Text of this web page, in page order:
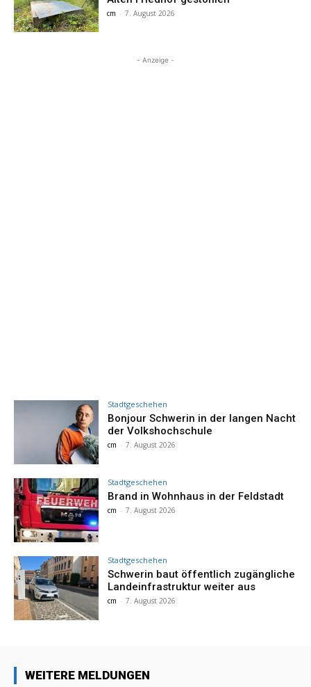
cm - 7. August 2026
- Anzeige -
Stadtgeschehen
Bonjour Schwerin in der langen Nacht
der Volkshochschule
cm - 7. August 2026
Stadtgeschehen
Brand in Wohnhaus in der Feldstadt
cm - 7. August 2026
Stadtgeschehen
Schwerin baut öffentlich zugängliche
Landeinfrastruktur weiter aus
cm - 7. August 2026
WEITERE MELDUNGEN